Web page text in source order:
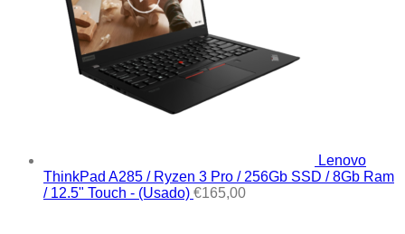
Lenovo
ThinkPad A285 / Ryzen 3 Pro / 256Gb SSD / 8Gb Ram
/ 12.5" Touch - (Usado) €165,00